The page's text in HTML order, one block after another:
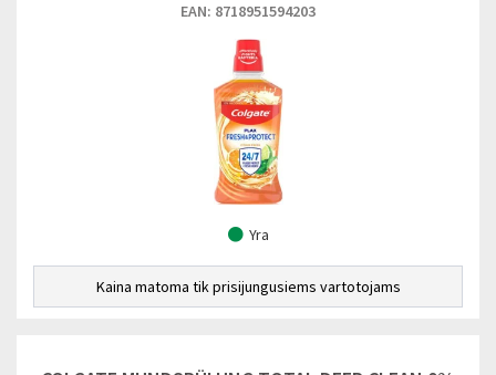
EAN: 8718951594203
Yra
Kaina matoma tik prisijungusiems vartotojams